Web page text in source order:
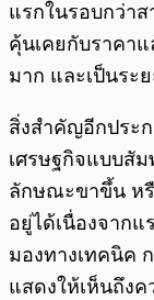
แรกในรอบกว่า
คุ้นเคยกับราคา
มาก และเป็นระ
สิ่งสำคัญอีกประ
เศรษฐกิจแบบสั
ลักษณะขาขึ้น ห
อยู่ได้เนื่องจาก
มองทางเทคนิค
แสดงให้เห็นถึง